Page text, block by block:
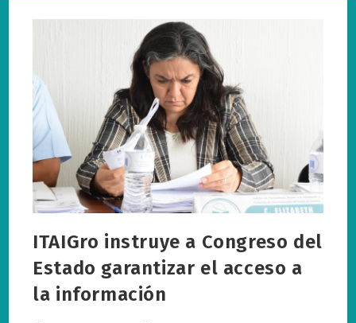
Entidad
ITAIGro instruye a Congreso del
Estado garantizar el acceso a
la información